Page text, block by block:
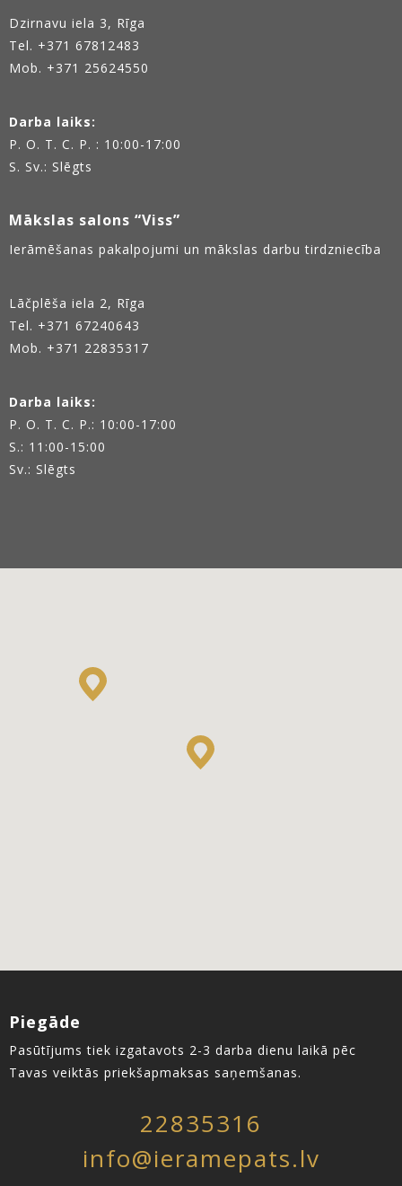
Dzirnavu iela 3, Rīga
Tel. +371 67812483
Mob. +371 25624550
Darba laiks:
P. O. T. C. P. : 10:00-17:00
S. Sv.: Slēgts
Mākslas salons “Viss”
Ierāmēšanas pakalpojumi un mākslas darbu tirdzniecība
Lāčplēša iela 2, Rīga
Tel. +371 67240643
Mob. +371 22835317
Darba laiks:
P. O. T. C. P.: 10:00-17:00
S.: 11:00-15:00
Sv.: Slēgts
Piegāde
Pasūtījums tiek izgatavots 2-3 darba dienu laikā pēc
Tavas veiktās priekšapmaksas saņemšanas.
22835316
info@ieramepats.lv